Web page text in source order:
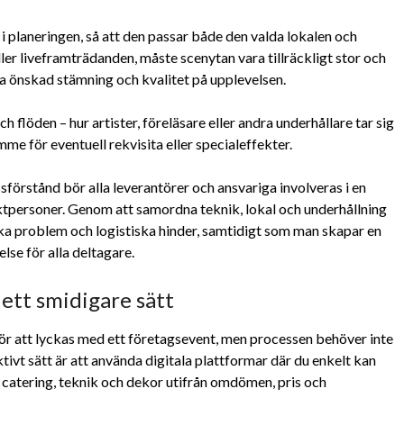
så att den passar både den valda lokalen och
liveframträdanden, måste scenytan vara tillräckligt stor och
stämning och kvalitet på upplevelsen.
flöden – hur artister, föreläsare eller andra underhållare tar sig
för eventuell rekvisita eller specialeffekter.
bör alla leverantörer och ansvariga involveras i en
Genom att samordna teknik, lokal och underhållning
problem och logistiska hinder, samtidigt som man skapar en
för alla deltagare.
smidigare sätt
att lyckas med ett företagsevent, men processen behöver inte
sätt är att använda digitala plattformar där du enkelt kan
teknik och dekor utifrån omdömen, pris och